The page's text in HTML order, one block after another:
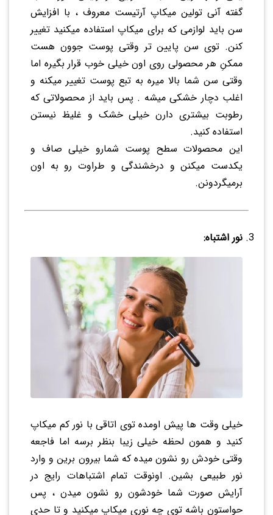
گفته آنی تولین میکاپ آرتیست معروف ، با افزایش
سن باید لوازمی که برای میکاپ استفاده میکنید تغییر
کنن. توی سن پایین تر وقتی پوست جوون هست
ممکنِ هر محصولی روی اون خیلی خوب قرار بگیره اما
وقتی سن شما بالا میره به تبع پوست تغییر میکنه و
اغلب دچار خشکی میشه . پس باید از محصولاتی که
رطوبت بیشتری دارن خیلی خشک و غلیظ نیستن
استفاده کنید.
این محصولات سطح پوست شمارو خیلی صاف و
یکدست میکنن و درخشندگی و طراوت رو به اون
برمیگردونن.
نور اشتباه:
خیلی وقت ها پیش اومده توی اتاقی با نور کم میکاپ
کنید و همون لحظه خیلی زیبا بنظر برسه اما فاجعه
وقتی خودش رو نشون میده که شما بیرون برین و وارد
نور طبیعی بشین. اونوقت تمام اشتباهات رایج در
آرایش صورت شما خودشون رو نشون میدن ، پس
حواستون باشه توی چه نوری میکاپ میکنید و تا حدی